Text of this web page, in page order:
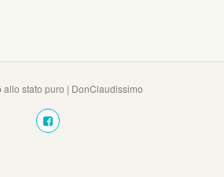
allo stato puro | DonClaudissimo